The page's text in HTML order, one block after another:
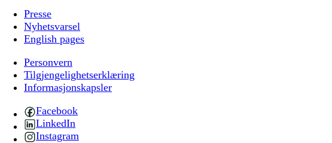
Presse
Nyhetsvarsel
English pages
Personvern
Tilgjengelighetserklæring
Informasjonskapsler
Facebook
LinkedIn
Instagram